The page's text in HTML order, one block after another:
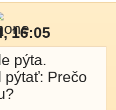
16:05
pýta.
pýtať: Prečo